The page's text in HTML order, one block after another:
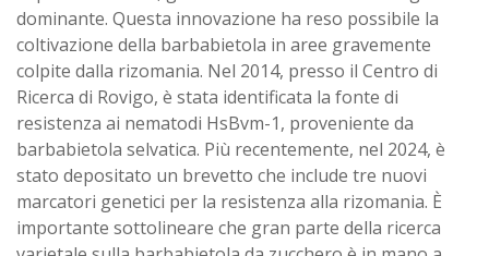
dominante. Questa innovazione ha reso possibile la
coltivazione della barbabietola in aree gravemente
colpite dalla rizomania. Nel 2014, presso il Centro di
Ricerca di Rovigo, è stata identificata la fonte di
resistenza ai nematodi HsBvm-1, proveniente da
barbabietola selvatica. Più recentemente, nel 2024, è
stato depositato un brevetto che include tre nuovi
marcatori genetici per la resistenza alla rizomania. È
importante sottolineare che gran parte della ricerca